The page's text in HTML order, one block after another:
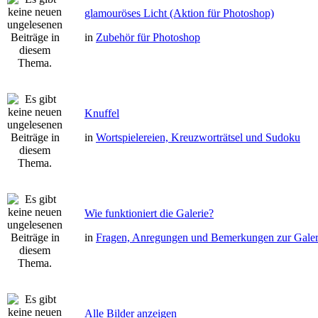
glamouröses Licht (Aktion für Photoshop)
in Zubehör für Photoshop
Knuffel
in Wortspielereien, Kreuzworträtsel und Sudoku
Wie funktioniert die Galerie?
in Fragen, Anregungen und Bemerkungen zur
Alle Bilder anzeigen